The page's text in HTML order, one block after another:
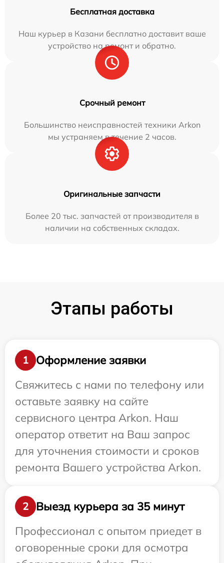
Бесплатная доставка
Наш курьер в Казани бесплатно доставит ваше
устройство на ремонт и обратно.
Срочный ремонт
Большинство неисправностей техники Arkon
мы устраняем в течение 2 часов.
Оригинальные запчасти
Более 20 тыс. запчастей от производителя в
наличии на собственных складах.
Этапы работы
1
Оформление заявки
Свяжитесь с нами по телефону или
оставьте заявку на сайте
сервисного центра Arkon. Наш
оператор ответит на Ваш запрос
для уточнения стоимости и сроков
ремонта Вашего устройства Arkon.
2
Выезд курьера за 35 минут
Профессионал с опытом приедет в
оговоренные сроки для осмотра